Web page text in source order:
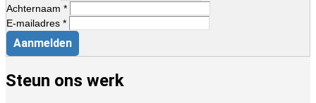
Achternaam *
E-mailadres *
Aanmelden
Steun ons werk